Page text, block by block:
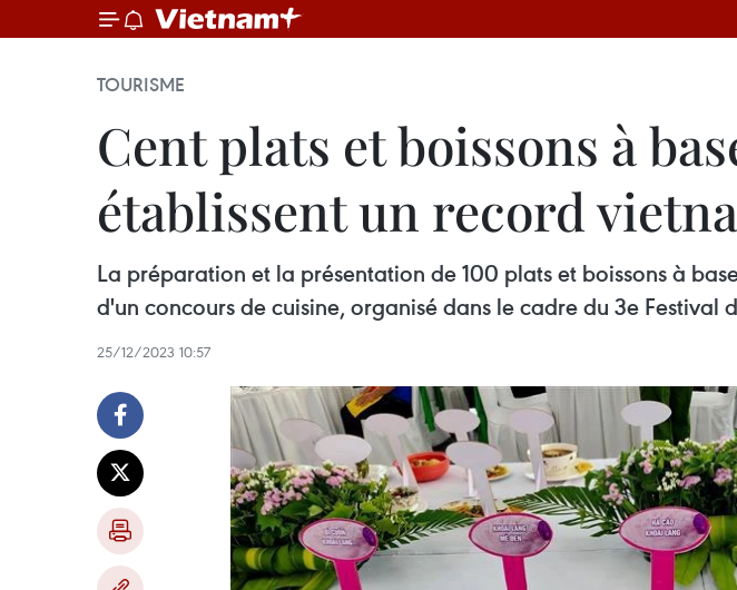
TOURISME
Cent plats et boissons à
établissent un record
La préparation et la présentation de 100 plats et boissons à
d'un concours de cuisine, organisé dans le cadre du 3e
25/12/2023 10:57